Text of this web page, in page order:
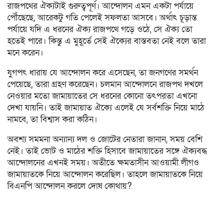
রাজপথের ঐক্যটাই গুরুত্বপূর্ণ। আন্দোলন এমন একটা পর্যায়ে
পৌঁছেছে, আরেকটু গতি পেলেই সফলতা আসবে। অর্থাৎ চূড়ান্ত
পর্যায়ে যদি এ ধরনের ঐক্য রাজপথে গড়ে ওঠে, সে ঐক্য তো
হতেই পারে। কিন্তু এ মুহূর্তে সেই ঐক্যের বাস্তবতা নেই বলে তারা
মনে করেন।
যুগপৎ ধারায় যে আন্দোলন করে এসেছেন, তা জনগণের সমর্থন
পেয়েছে, তারা গ্রহণ করেছেন। চলমান আন্দোলনে রাজপথ দখলে
নেওয়ার মতো জামায়াতের সে ধরনের কোনো তৎপরতা এখনো
দেখা যায়নি। তাই জামায়াত ঐক্যে এলেই যে সর্বশক্তি নিয়ে মাঠে
নামবে, তা বিশ্বাস করা কঠিন।
অবশ্য সমমনা অন্যান্য দল ও জোটের নেতারা জানান, সময় বেশি
নেই। তাই ভোট ও মাঠের শক্তি হিসাবে জামায়াতের সঙ্গে ঐক্যবদ্ধ
আন্দোলনের এখনই সময়। অতীতে ক্ষমতাসীন আওয়ামী লীগও
জামায়াতকে নিয়ে আন্দোলন করেছিল। তাহলে জামায়াতকে নিয়ে
বিএনপি আন্দোলন করলে দোষ কোথায়?